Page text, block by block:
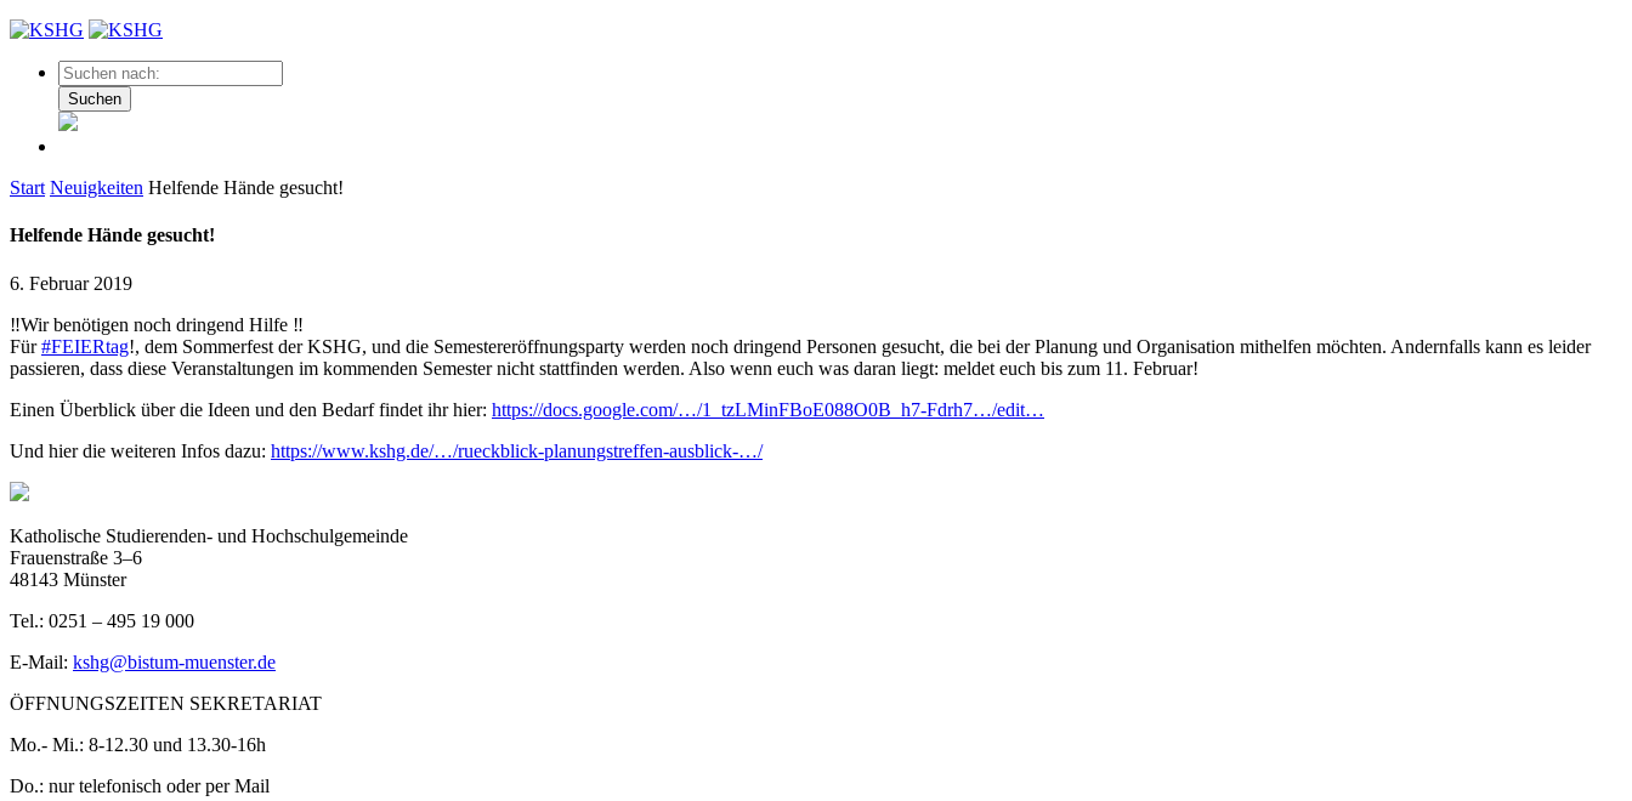
Suchen
Start Neuigkeiten Helfende Hände gesucht!
Helfende Hände gesucht!
6. Februar 2019
‼️Wir benötigen noch dringend Hilfe ‼️
Für#FEIERtag!, dem Sommerfest der KSHG, und die Semestereröffnungsparty werden noch dringend Personen gesucht, die bei der Planung und Organisation mithelfen möchten. Andernfalls kann es leider
passieren, dass diese Veranstaltungen im kommenden Semester nicht stattfinden werden. Also wenn euch was daran liegt: meldet euch bis zum 11. Februar!
Einen Überblick über die Ideen und den Bedarf findet ihr hier: https://docs.google.com/…/1_tzLMinFBoE088O0B_h7-Fdrh7…/edit…
Und hier die weiteren Infos dazu: https://www.kshg.de/…/rueckblick-planungstreffen-ausblick-…/
Katholische Studierenden- und Hochschulgemeinde
Frauenstraße 3–6
48143 Münster
Tel.: 0251 – 495 19 000
E-Mail: kshg@bistum-muenster.de
ÖFFNUNGSZEITEN SEKRETARIAT
Mo.- Mi.: 8-12.30 und 13.30-16h
Do.: nur telefonisch oder per Mail